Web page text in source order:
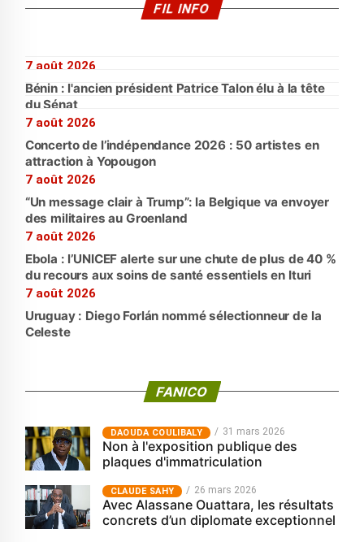
FIL INFO
7 août 2026
Bénin : l'ancien président Patrice Talon élu à la tête
du Sénat
7 août 2026
Concerto de l’indépendance 2026 : 50 artistes en
attraction à Yopougon
7 août 2026
“Un message clair à Trump”: la Belgique va envoyer
des militaires au Groenland
7 août 2026
Ebola : l’UNICEF alerte sur une chute de plus de 40 %
du recours aux soins de santé essentiels en Ituri
7 août 2026
Uruguay : Diego Forlán nommé sélectionneur de la
Celeste
FANICO
‎DAOUDA COULIBALY 31 mars 2026
Non à l'exposition publique des
plaques d'immatriculation
CLAUDE SAHY 26 mars 2026
Avec Alassane Ouattara, les résultats
concrets d’un diplomate exceptionnel